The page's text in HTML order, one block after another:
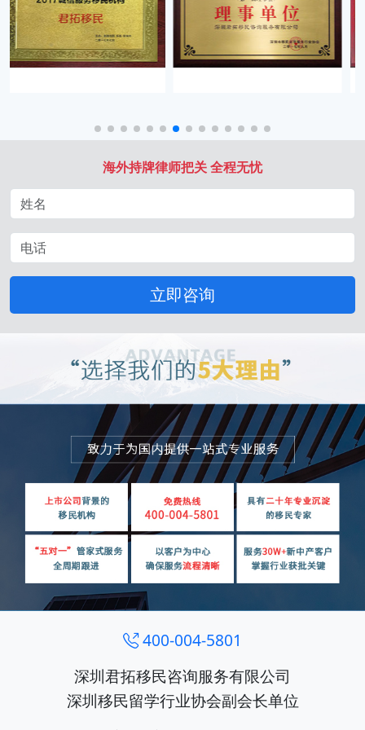
海外持牌律师把关 全程无忧
立即咨询
400-004-5801
深圳君拓移民咨询服务有限公司
深圳移民留学行业协会副会长单位